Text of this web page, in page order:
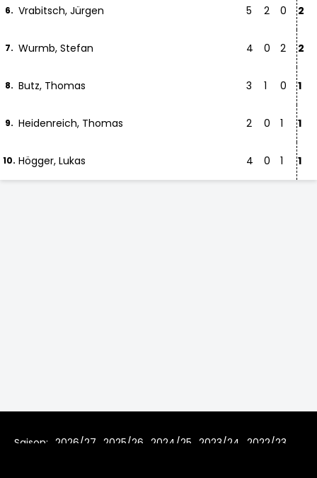
6. Vrabitsch, Jürgen 5 2 0 2
7. Wurmb, Stefan 4 0 2 2
8. Butz, Thomas 3 1 0 1
9. Heidenreich, Thomas 2 0 1 1
10. Högger, Lukas 4 0 1 1
Saison: 2026/27 2025/26 2024/25 2023/24
2022/23